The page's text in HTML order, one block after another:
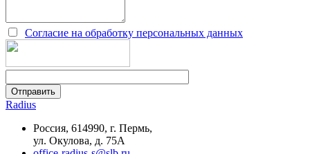
Согласие на обработку персональных данных
Radius
Россия, 614990, г. Пермь,
ул. Окулова, д. 75А